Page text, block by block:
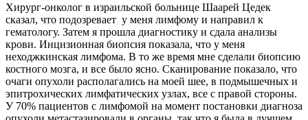
Хирург-онколог в израильской больнице Шаарей Цедек
сказал, что подозревает у меня лимфому и направил к
гематологу. Затем я прошла диагностику и сдала анализы
крови. Инцизионная биопсия показала, что у меня
неходжкинская лимфома. В то же время мне сделали биопсию
костного мозга, и все было ясно. Сканирование показало, что
очаги опухоли располагались на моей шее, в подмышечных и
эпитрохических лимфатических узлах, все с правой стороны.
У 70% пациентов с лимфомой на момент постановки диагноза